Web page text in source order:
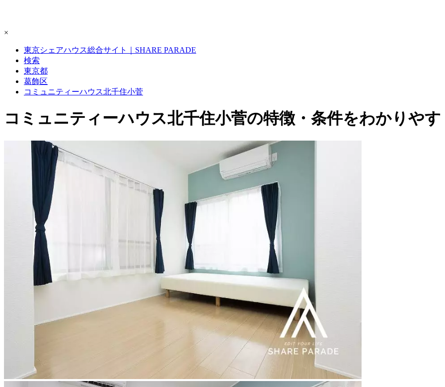
×
東京シェアハウス総合サイト｜SHARE PARADE
検索
東京都
葛飾区
コミュニティーハウス北千住小菅
コミュニティーハウス北千住小菅の特徴・条件をわかりや